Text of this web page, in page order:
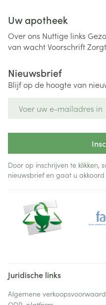
Uw apotheek
Over ons Nuttige links
van wachtVoorschrift
Nieuwsbrief
Blijf op de hoogte van
Door op inschrijven te klikken,
nieuwsbrief en gaat u
Juridische links
Algemene